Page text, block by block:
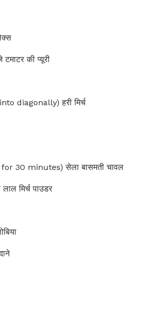
की प्यूरी
diagonally) हरी मिर्च
30 minutes) सेला बासमती चावल
मिर्च पाउडर